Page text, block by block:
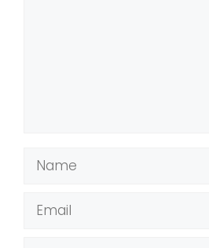
Name
Email